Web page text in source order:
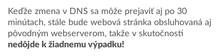
Keďže zmena v DNS sa môže prejaviť aj po 30
minútach, stále bude webová stránka obsluhovaná aj
pôvodným webserverom, takže v skutočnosti
nedôjde k žiadnemu výpadku!